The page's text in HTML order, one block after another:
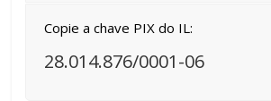
Copie a chave PIX do IL:
28.014.876/0001-06